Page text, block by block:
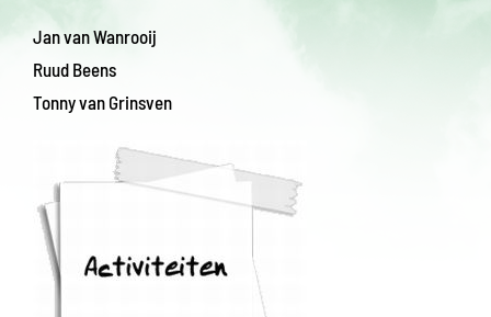
Jan van Wanrooij
Ruud Beens
Tonny van Grinsven